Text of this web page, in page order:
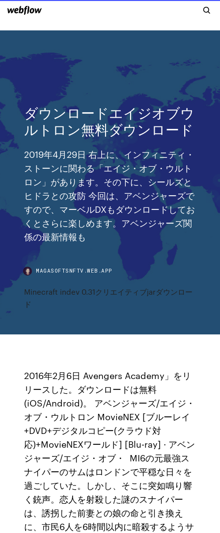
ダウンロードエイジオブウ
ルトロン無料ダウンロード
2019年4月29日 右上に、インフィニティ・
ストーンに関わる「エイジ・オブ・ウルト
ロン」があります。その下に、シールズと
ヒドラとの攻防 今回は、アベンジャーズで
すので、マーベルDXもダウンロードしてお
くとさらに楽しめます。アベンジャーズ関
係の最新情報も
MAGASOFTSNFTV.WEB.APP
Minecraft indev 0.31クリエイティブjarダウンロー
ド
2016年2月6日 Avengers Academy」をリ
リースした。ダウンロードは無料
(iOS/Android)。 アベンジャーズ/エイジ・
オブ・ウルトロン MovieNEX [ブルーレイ
+DVD+デジタルコピー(クラウド対
応)+MovieNEXワールド] [Blu-ray] · アベン
ジャーズ/エイジ・オブ・ MI6の元最強ス
ナイパーのサムはロンドンで平穏な日々を
過ごしていた。しかし、そこに突如鳴り響
く銃声。恋人を射殺した謎のスナイパー
は、誘拐した前妻との娘の命と引き換え
に、市民6人を6時間以内に暗殺するようサ